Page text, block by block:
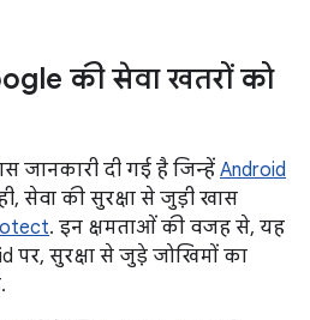
की सेवा खतरों को
जानकारी दी गई है जिन्हें Android
सेवा की सुरक्षा से जुड़ी खास
. इन क्षमताओं की वजह से, यह
पर, सुरक्षा से जुड़े जोखिमों का